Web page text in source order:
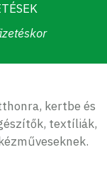
kertbe és
textíliák,